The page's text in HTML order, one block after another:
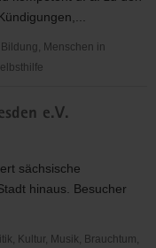
Menschen in
e.V.
sächsische
hinaus. Besucher
Kultur, Musik, Brauchtum,